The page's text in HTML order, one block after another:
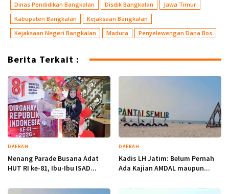
Dinas Pendidikan Bangkalan
Disdik Bangkalan
Jawa Timur
Kabupaten Bangkalan
Kejaksaan Bangkalan
Kejaksaan Negeri Bangkalan
Madura Penyelewengan Dana Bos
Berita Terkait :
DAERAH
Menang Parade Busana Adat
HUT RI ke-81, Ibu-Ibu ISAD...
DAERAH
Kadis LH Jatim: Belum Pernah
Ada Kajian AMDAL maupun...